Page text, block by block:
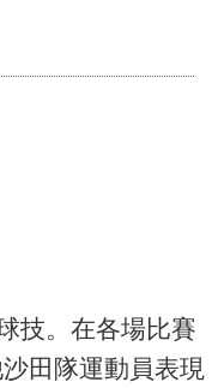
技。在各場比賽
田隊運動員表現